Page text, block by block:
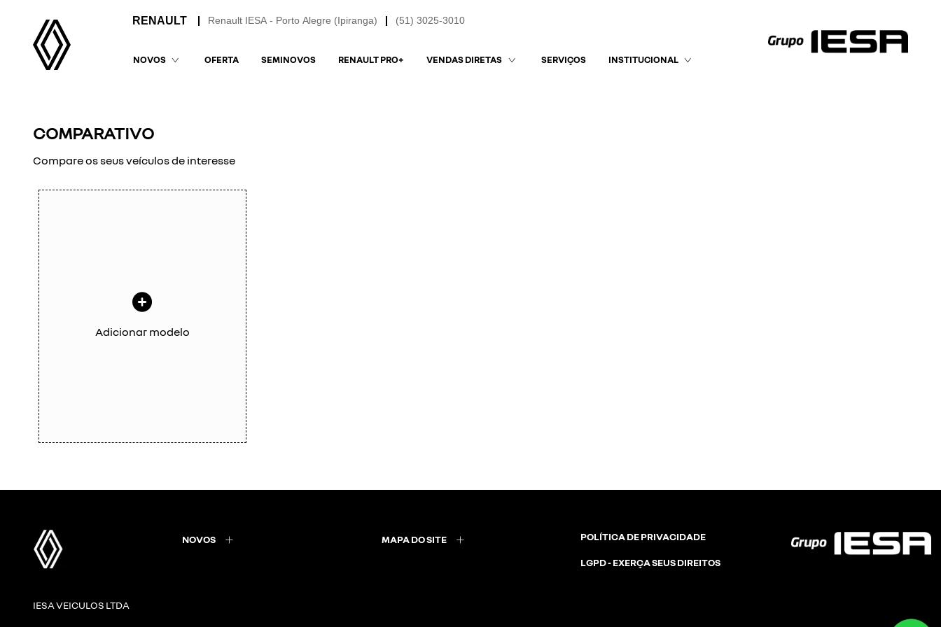
(51) 3025-3010
Renault IESA - Porto Alegre (Ipiranga)
NOVOS OFERTA SEMINOVOS RENAULT PRO+ VENDAS DIRETAS SERVIÇOS INSTITUCIONAL
COMPARATIVO
Compare os seus veículos de interesse
Adicionar modelo
NOVOS MAPA DO SITE POLÍTICA DE PRIVACIDADE
LGPD - EXERÇA SEUS DIREITOS
IESA VEICULOS LTDA